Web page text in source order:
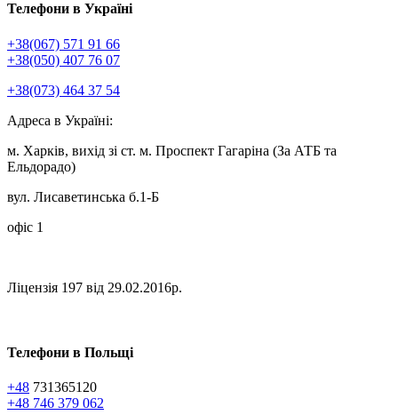
Телефони в Україні
+38(067) 571 91 66
+38(050) 407 76 07
+38(073) 464 37 54
Адреса в Україні:
м. Харків, вихід зі ст. м. Проспект Гагаріна (За АТБ та
Ельдорадо)
вул. Лисаветинська б.1-Б
офіс 1
Ліцензія 197 від 29.02.2016р.
Телефони в Польщі
+48 731365120
+48 746 379 062